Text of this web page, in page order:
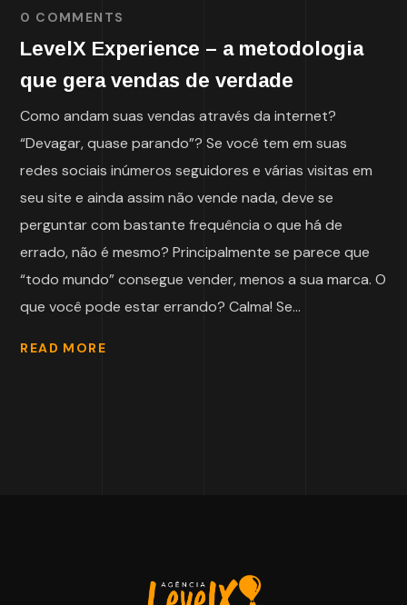
0 COMMENTS
LevelX Experience – a metodologia
que gera vendas de verdade
Como andam suas vendas através da internet?
“Devagar, quase parando”? Se você tem em suas
redes sociais inúmeros seguidores e várias visitas em
seu site e ainda assim não vende nada, deve se
perguntar com bastante frequência o que há de
errado, não é mesmo? Principalmente se parece que
“todo mundo” consegue vender, menos a sua marca. O
que você pode estar errando? Calma! Se...
READ MORE